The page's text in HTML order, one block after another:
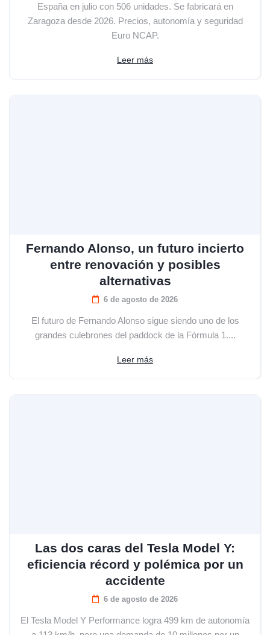
España en julio con 506 unidades. Se fabricará en
Zaragoza desde 2026. Precios, autonomía y seguridad
Euro NCAP.
Leer más
Fernando Alonso, un futuro incierto
entre renovación y posibles
alternativas
6 de agosto de 2026
El futuro de Fernando Alonso sigue siendo uno de los
grandes culebrones del paddock de la Fórmula 1....
Leer más
Las dos caras del Tesla Model Y:
eficiencia récord y polémica por un
accidente
6 de agosto de 2026
El Tesla Model Y Performance logra 499 km de autonomía